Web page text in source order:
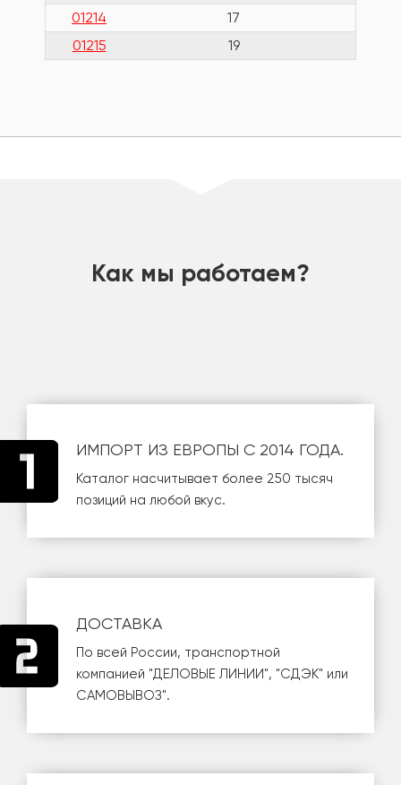
01214 17
01215
19
Как мы работаем?
ИМПОРТ ИЗ ЕВРОПЫ С 2014 ГОДА.
Каталог насчитывает более 250 тысяч
позиций на любой вкус.
ДОСТАВКА
По всей России, транспортной
компанией "ДЕЛОВЫЕ ЛИНИИ", "СДЭК" или
САМОВЫВОЗ".